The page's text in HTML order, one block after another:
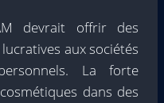
devrait offrir des
aux sociétés
La forte
dans des